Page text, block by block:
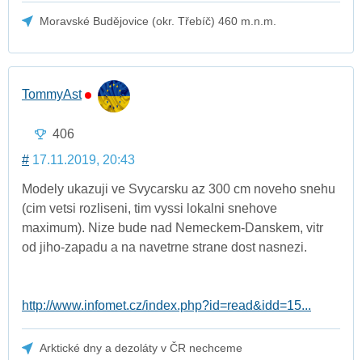
Moravské Budějovice (okr. Třebíč) 460 m.n.m.
TommyAst
406
# 17.11.2019, 20:43
Modely ukazuji ve Svycarsku az 300 cm noveho snehu
(cim vetsi rozliseni, tim vyssi lokalni snehove
maximum). Nize bude nad Nemeckem-Danskem, vitr
od jiho-zapadu a na navetrne strane dost nasnezi.
http://www.infomet.cz/index.php?id=read&idd=15...
Arktické dny a dezoláty v ČR nechceme